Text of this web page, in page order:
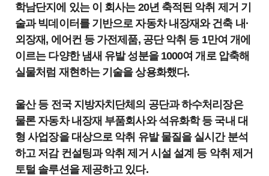
학남단지에 있는 이 회사는 20년 축적된 악취 제거 기
술과 빅데이터를 기반으로 자동차 내장재와 건축 내·
외장재, 에어컨 등 가전제품, 공단 악취 등 1만여 개에
이르는 다양한 냄새 유발 성분을 1000여 개로 압축해
실물처럼 재현하는 기술을 상용화했다.
울산 등 전국 지방자치단체의 공단과 하수처리장은
물론 자동차 내장재 부품회사와 석유화학 등 국내 대
형 사업장을 대상으로 악취 유발 물질을 실시간 분석
하고 저감 컨설팅과 악취 제거 시설 설계 등 악취 제거
토털 솔루션을 제공하고 있다.